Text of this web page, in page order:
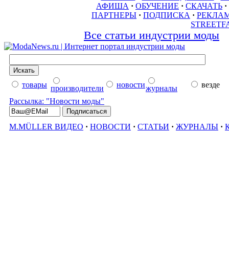
АФИША · ОБУЧЕНИЕ · СКАЧАТЬ ·
ПАРТНЕРЫ · ПОДПИСКА ·
Все статьи индустрии моды
товары производители новостижурналы
везде
Рассылка: "Новости моды"
M.MÜLLER ВИДЕО · НОВОСТИ · СТАТЬИ · ЖУРНАЛЫ ·